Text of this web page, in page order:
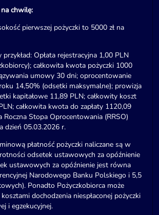
chwilę:
pierwszej pożyczki to 5000 zł na
Opłata rejestracyjna 1,00 PLN
całkowita kwota pożyczki 1000
umowy 30 dni; oprocentowanie
14,50% (odsetki maksymalne); prowizja
kapitałowe 11,89 PLN; całkowity koszt
całkowita kwota do zapłaty 1120,09
Roczna Stopa Oprocentowania (RRSO)
dzień 05.03.2026 r.
płatność pożyczki naliczane są w
odsetek ustawowych za opóźnienie
ustawowych za opóźnienie jest równa
Narodowego Banku Polskiego i 5,5
Ponadto Pożyczkobiorca może
dochodzenia niespłaconej pożyczki
i egzekucyjnej.